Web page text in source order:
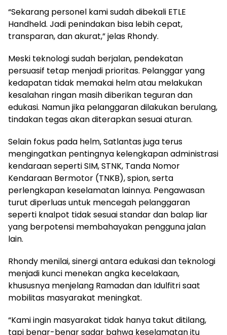
“Sekarang personel kami sudah dibekali ETLE
Handheld. Jadi penindakan bisa lebih cepat,
transparan, dan akurat,” jelas Rhondy.
Meski teknologi sudah berjalan, pendekatan
persuasif tetap menjadi prioritas. Pelanggar yang
kedapatan tidak memakai helm atau melakukan
kesalahan ringan masih diberikan teguran dan
edukasi. Namun jika pelanggaran dilakukan berulang,
tindakan tegas akan diterapkan sesuai aturan.
Selain fokus pada helm, Satlantas juga terus
mengingatkan pentingnya kelengkapan administrasi
kendaraan seperti SIM, STNK, Tanda Nomor
Kendaraan Bermotor (TNKB), spion, serta
perlengkapan keselamatan lainnya. Pengawasan
turut diperluas untuk mencegah pelanggaran
seperti knalpot tidak sesuai standar dan balap liar
yang berpotensi membahayakan pengguna jalan
lain.
Rhondy menilai, sinergi antara edukasi dan teknologi
menjadi kunci menekan angka kecelakaan,
khususnya menjelang Ramadan dan Idulfitri saat
mobilitas masyarakat meningkat.
“Kami ingin masyarakat tidak hanya takut ditilang,
tapi benar-benar sadar bahwa keselamatan itu